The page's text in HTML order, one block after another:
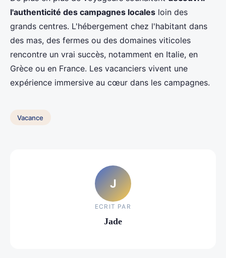
l'authenticité des campagnes locales loin des
grands centres. L'hébergement chez l'habitant dans
des mas, des fermes ou des domaines viticoles
rencontre un vrai succès, notamment en Italie, en
Grèce ou en France. Les vacanciers vivent une
expérience immersive au cœur dans les campagnes.
Vacance
J
ECRIT PAR
Jade